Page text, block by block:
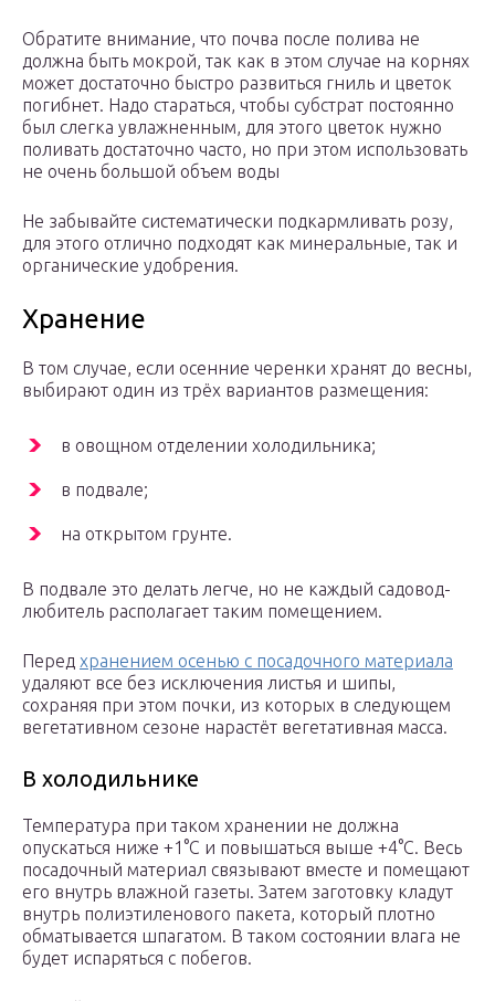
Обратите внимание, что почва после полива не
должна быть мокрой, так как в этом случае на корнях
может достаточно быстро развиться гниль и цветок
погибнет. Надо стараться, чтобы субстрат постоянно
был слегка увлажненным, для этого цветок нужно
поливать достаточно часто, но при этом использовать
не очень большой объем воды
Не забывайте систематически подкармливать розу,
для этого отлично подходят как минеральные, так и
органические удобрения.
Хранение
В том случае, если осенние черенки хранят до весны,
выбирают один из трёх вариантов размещения:
в овощном отделении холодильника;
в подвале;
на открытом грунте.
В подвале это делать легче, но не каждый садовод-
любитель располагает таким помещением.
Перед хранением осенью с посадочного материала
удаляют все без исключения листья и шипы,
сохраняя при этом почки, из которых в следующем
вегетативном сезоне нарастёт вегетативная масса.
В холодильнике
Температура при таком хранении не должна
опускаться ниже +1°С и повышаться выше +4°С. Весь
посадочный материал связывают вместе и помещают
его внутрь влажной газеты. Затем заготовку кладут
внутрь полиэтиленового пакета, который плотно
обматывается шпагатом. В таком состоянии влага не
будет испаряться с побегов.